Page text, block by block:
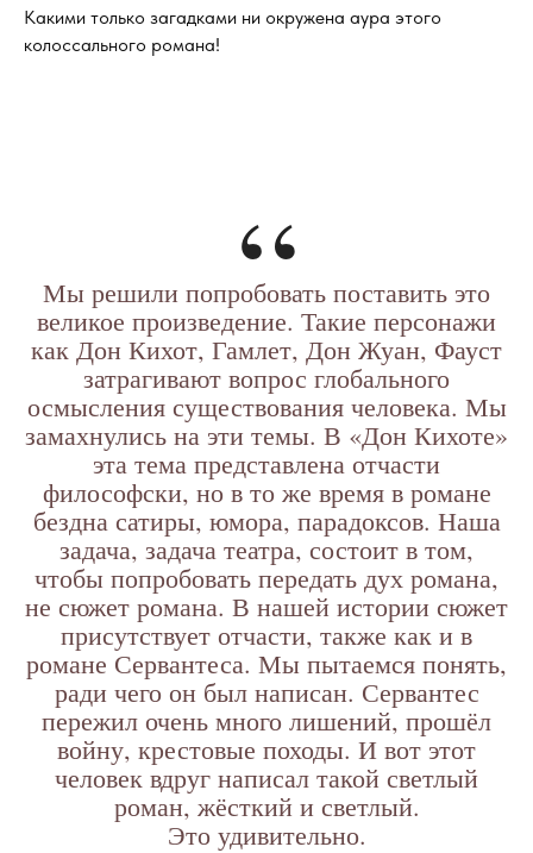
Какими только загадками ни окружена аура этого
колоссального романа!
“
Мы решили попробовать поставить это
великое произведение. Такие персонажи
как Дон Кихот, Гамлет, Дон Жуан, Фауст
затрагивают вопрос глобального
осмысления существования человека. Мы
замахнулись на эти темы. В «Дон Кихоте»
эта тема представлена отчасти
философски, но в то же время в романе
бездна сатиры, юмора, парадоксов. Наша
задача, задача театра, состоит в том,
чтобы попробовать передать дух романа,
не сюжет романа. В нашей истории сюжет
присутствует отчасти, также как и в
романе Сервантеса. Мы пытаемся понять,
ради чего он был написан. Сервантес
пережил очень много лишений, прошёл
войну, крестовые походы. И вот этот
человек вдруг написал такой светлый
роман, жёсткий и светлый.
Это удивительно.